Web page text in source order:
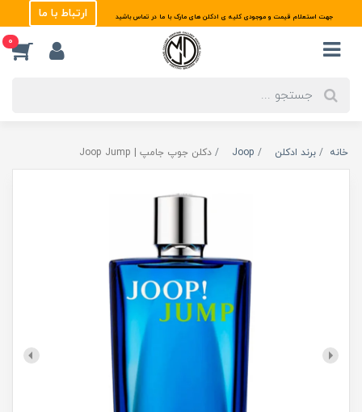
جهت استعلام قیمت و موجودی کلیه ی ادکلن های مارک با ما در تماس باشید ارتباط با ما
0
خانه برند ادکلن Joop دکلن جوپ جامپ | Joop Jump